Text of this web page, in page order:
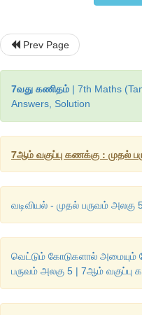
படி 2 : B ஐ மையமாகக்
ன் உட்பகுதியில் BA மற்றும்
Prev Page
7வது கணிதம் | 7th Maths
Answers, Solution
7ஆம் வகுப்பு கணக்கு : முதல்
வடிவியல் - முதல் பருவம்
வெட்டும் கோடுகளால்
பருவம் அலகு 5 | 7ஆம் வகுப்பு